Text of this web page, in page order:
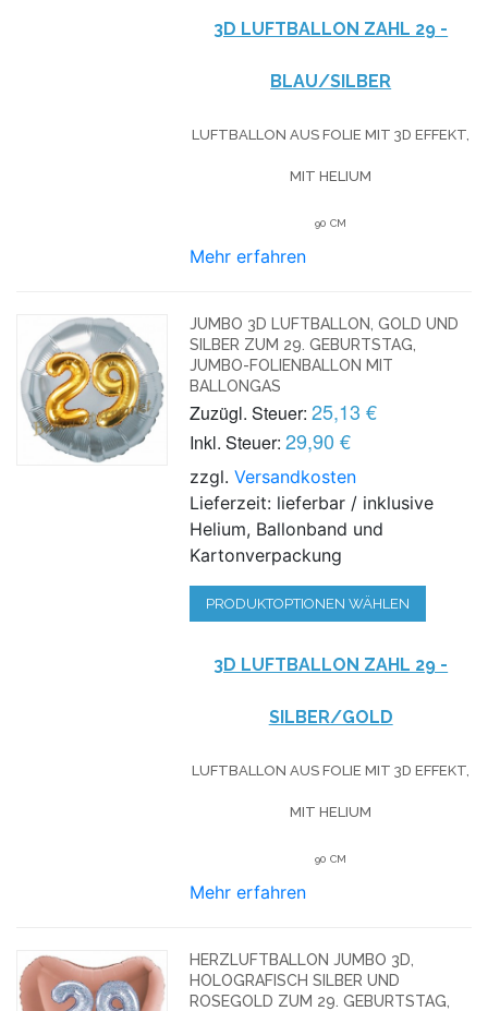
3D LUFTBALLON ZAHL 29 -
BLAU/SILBER
LUFTBALLON AUS FOLIE MIT 3D EFFEKT,
MIT HELIUM
90 CM
Mehr erfahren
JUMBO 3D LUFTBALLON, GOLD UND
SILBER ZUM 29. GEBURTSTAG,
JUMBO-FOLIENBALLON MIT
BALLONGAS
Zuzügl. Steuer: 25,13 €
Inkl. Steuer: 29,90 €
zzgl.Versandkosten
Lieferzeit: lieferbar / inklusive
Helium, Ballonband und
Kartonverpackung
PRODUKTOPTIONEN WÄHLEN
3D LUFTBALLON ZAHL 29 -
SILBER/GOLD
LUFTBALLON AUS FOLIE MIT 3D EFFEKT,
MIT HELIUM
90 CM
Mehr erfahren
HERZLUFTBALLON JUMBO 3D,
HOLOGRAFISCH SILBER UND
ROSEGOLD ZUM 29. GEBURTSTAG,